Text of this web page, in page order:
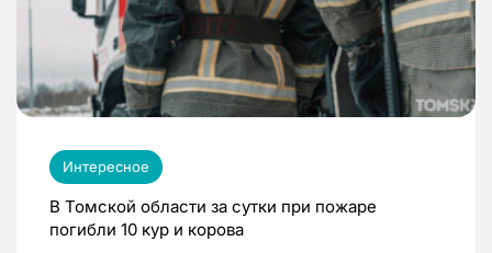
Интересное
В Томской области за сутки при пожаре
погибли 10 кур и корова